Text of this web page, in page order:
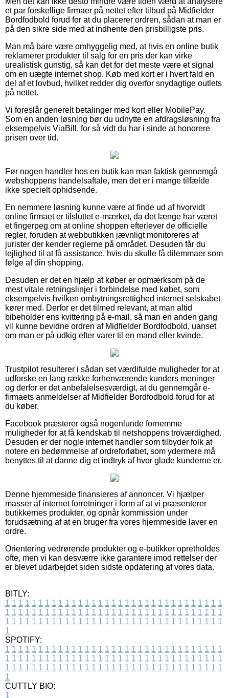
et par forskellige firmaer på nettet efter tilbud på Midfielder
Bordfodbold forud for at du placerer ordren, sådan at man er
på den sikre side med at indhente den prisbilligste pris.
Man må bare være omhyggelig med, at hvis en online butik
reklamerer produkter til salg for en pris der kan virke
urealistisk gunstig, så kan det for det meste være et signal
om en uægte internet shop. Køb med kort er i hvert fald en
del af et lovbud, hvilket redder dig overfor snydagtige outlets
på nettet.
Vi foreslår generelt betalinger med kort eller MobilePay.
Som en anden løsning bør du udnytte en afdragsløsning fra
eksempelvis ViaBill, for så vidt du har i sinde at honorere
prisen over tid.
Før nogen handler hos en butik kan man faktisk gennemgå
webshoppens handelsaftale, men det er i mange tilfælde
ikke specielt ophidsende.
En nemmere løsning kunne være at finde ud af hvorvidt
online firmaet er tilsluttet e-mærket, da det længe har været
et fingerpeg om at online shoppen efterlever de officielle
regler, foruden at webbutikken jævnligt monitoreres af
jurister der kender reglerne på området. Desuden får du
lejlighed til at få assistance, hvis du skulle få dilemmaer som
følge af din shopping.
Desuden er det en hjælp at køber er opmærksom på de
mest vitale retningslinjer i forbindelse med købet, som
eksempelvis hvilken ombytningsrettighed internet selskabet
kører med. Derfor er det tilmed relevant, at man altid
bibeholder ens kvittering på e-mail, så man en anden gang
vil kunne bevidne ordren af Midfielder Bordfodbold, uanset
om man er på udkig efter varer til en mand eller kvinde.
Trustpilot resulterer i sådan set værdifulde muligheder for at
udforske en lang række forhenværende kunders meninger
og derfor er det anbefalelsesværdigt, at du gennemgår e-
firmaets anmeldelser af Midfielder Bordfodbold forud for at
du køber.
Facebook præsterer også nogenlunde fornemme
muligheder for at få kendskab til netshoppens troværdighed.
Desuden er der nogle internet handler som tilbyder folk at
notere en bedømmelse af ordreforløbet, som ydermere må
benyttes til at danne dig et indtryk af hvor glade kunderne er.
Denne hjemmeside finansieres af annoncer. Vi hjælper
masser af internet forretninger i form af at vi præsenterer
butikkernes produkter, og opnår kommission under
forudsætning af at en bruger fra vores hjemmeside laver en
ordre.
Orientering vedrørende produkter og e-butikker opretholdes
ofte, men vi kan desværre ikke garantere imod rettelser der
er blevet udarbejdet siden sidste opdatering af vores data.
BITLY:
1 1 1 1 1 1 1 1 1 1 1 1 1 1 1 1 1 1 1 1 1 1 1 1 1 1 1 1 1 1 1 1 1
1 1 1 1 1 1 1 1 1 1 1 1 1 1 1 1 1 1 1 1 1 1 1 1 1 1 1 1 1 1 1 1 1
1 1 1 1 1 1 1 1 1 1 1 1 1 1 1 1 1 1 1 1 1 1 1 1 1 1 1 1 1 1 1 1 1
1
SPOTIFY:
1 1 1 1 1 1 1 1 1 1 1 1 1 1 1 1 1 1 1 1 1 1 1 1 1 1 1 1 1 1 1 1 1
1 1 1 1 1 1 1 1 1 1 1 1 1 1 1 1 1 1 1 1 1 1 1 1 1 1 1 1 1 1 1 1 1
1 1 1 1 1 1 1 1 1 1 1 1 1 1 1 1 1 1 1 1 1 1 1 1 1 1 1 1 1 1 1 1 1
1
CUTTLY BIO:
1